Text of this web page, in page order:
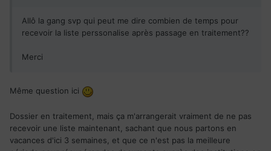
Allô la gang svp qui peut me dire combien de temps pour
recevoir la liste perssonalise après passage en traitement??
Merci
Même question ici
Dossier en traitement, mais ça m'arrangerait vraiment de ne pas
recevoir une liste maintenant, sachant que nous partons en
vacances d'ici 3 semaines, et que ce n'est pas la meilleure